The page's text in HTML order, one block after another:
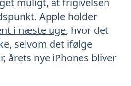
muligt, at frigivelsen
Apple holder
i næste uge, hvor det
selvom det ifølge
årets nye iPhones bliver